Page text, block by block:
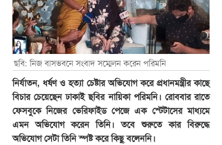
ছবি: নিজ বাসভবনে সংবাদ সম্মেলন করেন পরিমনি
নির্যাতন, ধর্ষণ ও হত্যা চেষ্টার অভিযোগ করে প্রধানমন্ত্রীর কাছে
বিচার চেয়েছেন ঢাকাই ছবির নায়িকা পরিমনি। রোববার রাতে
ফেসবুকে নিজের ভেরিফাইড পেজে এক স্টেটাসের মাধ্যমে
এমন অভিযোগ করেন তিনি। তবে শুরুতে কার বিরুদ্ধে
অভিযোগ সেটা তিনি স্পষ্ট করে কিছু বলেননি।